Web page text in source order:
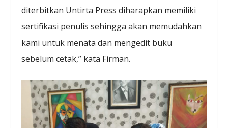
diterbitkan Untirta Press diharapkan memiliki
sertifikasi penulis sehingga akan memudahkan
kami untuk menata dan mengedit buku
sebelum cetak,” kata Firman.